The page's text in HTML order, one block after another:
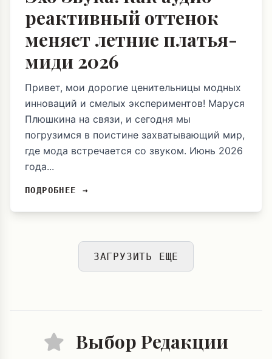
реактивный оттенок
меняет летние платья-
миди 2026
Привет, мои дорогие ценительницы модных
инноваций и смелых экспериментов! Маруся
Плюшкина на связи, и сегодня мы
погрузимся в поистине захватывающий мир,
где мода встречается со звуком. Июнь 2026
года...
ПОДРОБНЕЕ →
ЗАГРУЗИТЬ ЕЩЕ
Выбор Редакции